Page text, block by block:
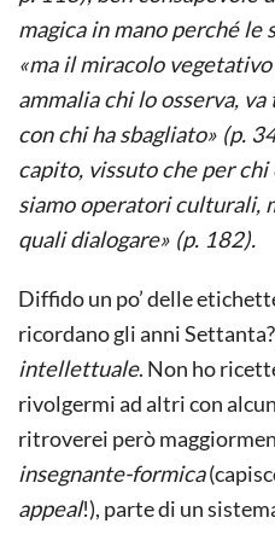
magica in mano perché
«ma il miracolo
ammalia chi lo osserva,
con chi ha sbagliato» (p.
capito, vissuto che per
siamo operatori culturali,
quali dialogare» (p. 182).
Diffido un po’ delle
ricordano gli anni
intellettuale. Non ho
rivolgermi ad altri con
ritroverei però
insegnante-formica
appeal!), parte di un